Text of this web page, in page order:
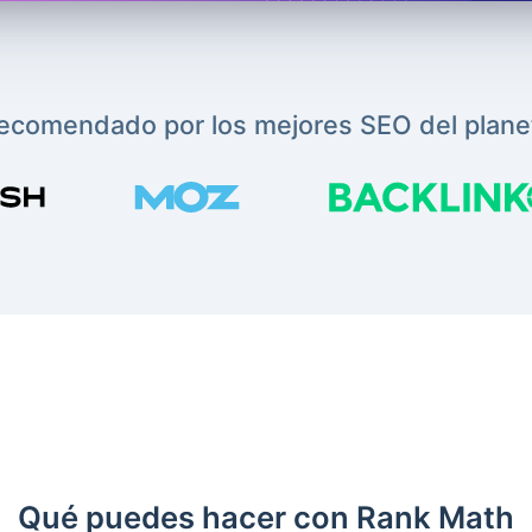
por los mejores SEO del
Qué puedes hacer con Rank Math